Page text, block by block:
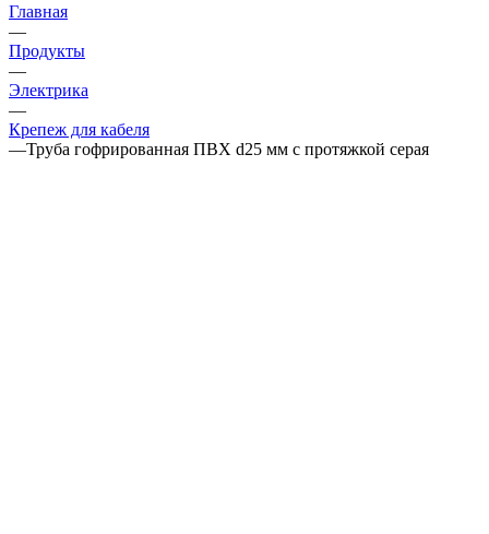
Главная
—
Продукты
—
Электрика
—
Крепеж для кабеля
—Труба гофрированная ПВХ d25 мм с протяжкой серая